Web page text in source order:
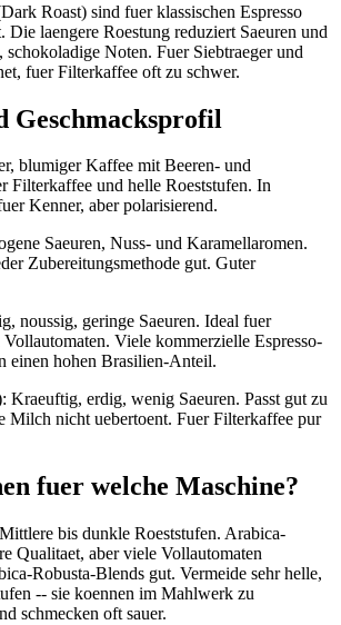
Roast) sind fuer klassischen Espresso
laengere Roestung reduziert Saeuren und
Noten. Fuer Siebtraeger und
fuer Filterkaffee oft zu schwer.
Geschmacksprofil
blumiger Kaffee mit Beeren- und
Filterkaffee und helle Roeststufen. In
Kenner, aber polarisierend.
Saeuren, Nuss- und Karamellaromen.
Zubereitungsmethode gut. Guter
noussig, geringe Saeuren. Ideal fuer
Viele kommerzielle Espresso-
einen hohen Brasilien-Anteil.
Kraeuftig, erdig, wenig Saeuren. Passt gut zu
Milch nicht uebertoent. Fuer Filterkaffee pur
fuer welche Maschine?
bis dunkle Roeststufen. Arabica-
Qualitaet, aber viele Vollautomaten
Robusta-Blends gut. Vermeide sehr helle,
-- sie koennen im Mahlwerk zu
schmecken oft sauer.